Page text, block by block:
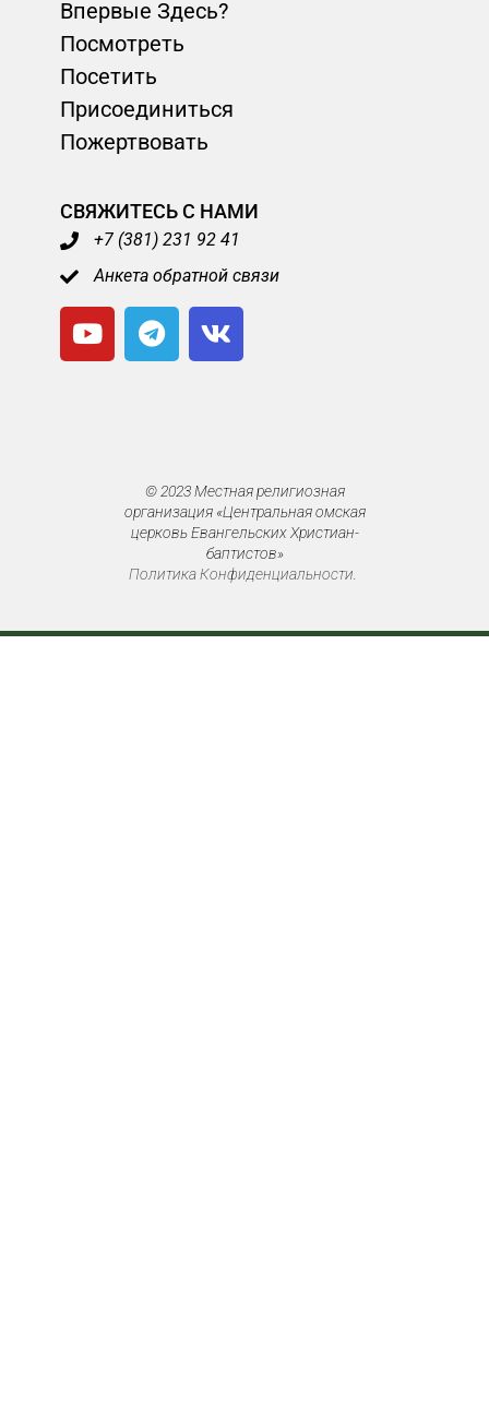
Впервые Здесь?
Посмотреть
Посетить
Присоединиться
Пожертвовать
СВЯЖИТЕСЬ С НАМИ
+7 (381) 231 92 41
Анкета обратной связи
© 2023 Местная религиозная
организация «Центральная омская
церковь Евангельских Христиан-
баптистов»
Политика Конфиденциальности